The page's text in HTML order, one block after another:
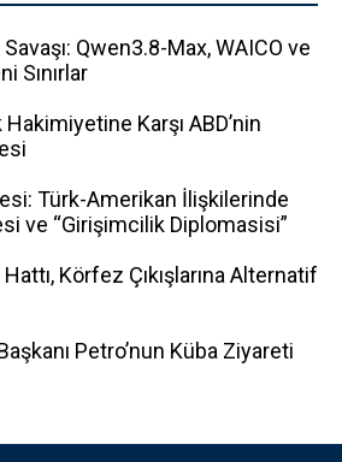
Qwen3.8-Max, WAICO ve
Sınırlar
Karşı ABD’nin
Türk-Amerikan İlişkilerinde
ve “Girişimcilik Diplomasisi”
Körfez Çıkışlarına Alternatif
Petro’nun Küba Ziyareti